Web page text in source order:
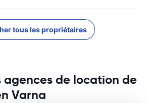
tous les propriétaires
agences de location de
Varna